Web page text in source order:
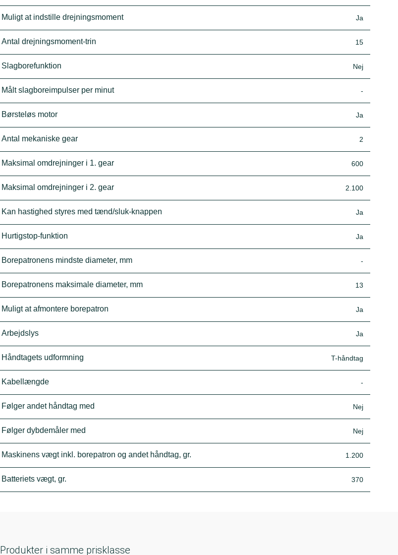
Muligt at indstille drejningsmoment Ja
Antal drejningsmoment-trin 15
Slagborefunktion Nej
Målt slagboreimpulser per minut -
Børsteløs motor Ja
Antal mekaniske gear 2
Maksimal omdrejninger i 1. gear 600
Maksimal omdrejninger i 2. gear 2.100
Kan hastighed styres med tænd/sluk-knappen Ja
Hurtigstop-funktion Ja
Borepatronens mindste diameter, mm -
Borepatronens maksimale diameter, mm 13
Muligt at afmontere borepatron Ja
Arbejdslys Ja
Håndtagets udformning T-håndtag
Kabellængde -
Følger andet håndtag med Nej
Følger dybdemåler med Nej
Maskinens vægt inkl. borepatron og andet håndtag, gr. 1.200
Batteriets vægt, gr. 370
Produkter i samme prisklasse